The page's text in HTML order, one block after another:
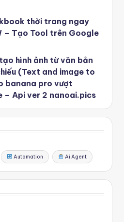
thời trang ngay
– Tạo Tool trên Google
hình ảnh từ văn bản
(Text and image to
banana pro vượt
– Api ver 2 nanoai.pics
Automation Ai Agent